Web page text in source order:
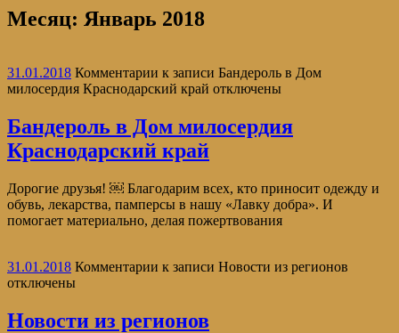
Месяц: Январь 2018
31.01.2018 Комментарии к записи Бандероль в Дом
милосердия Краснодарский край отключены
Бандероль в Дом милосердия
Краснодарский край
Дорогие друзья! ￼ Благодарим всех, кто приносит одежду и
обувь, лекарства, памперсы в нашу «Лавку добра». И
помогает материально, делая пожертвования
31.01.2018 Комментарии к записи Новости из регионов
отключены
Новости из регионов